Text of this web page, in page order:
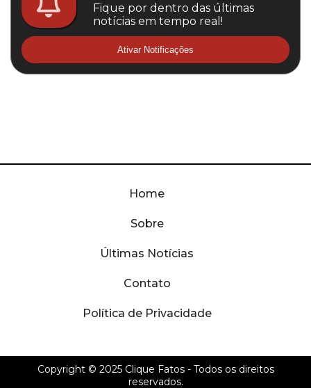
Fique por dentro das últimas
notícias em tempo real!
Ativar Notificações
Home
Sobre
Últimas Notícias
Contato
Política de Privacidade
Copyright © 2025 Clique Fatos- Todos os direitos
reservados.